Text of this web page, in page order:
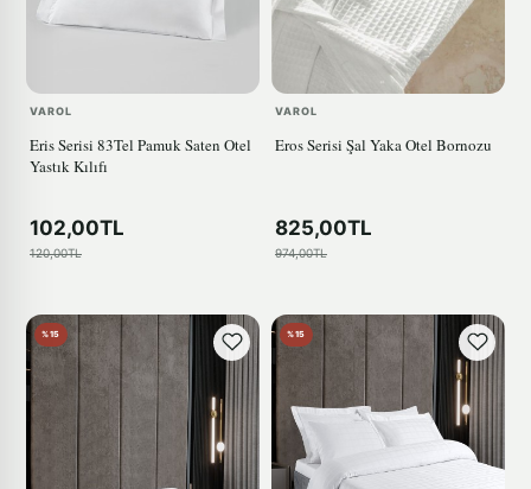
VAROL
Eris Serisi 83Tel Pamuk Saten Otel
Yastık Kılıfı
102,00TL
120,00TL
VAROL
Eros Serisi Şal Yaka Otel Bornozu
825,00TL
974,00TL
%15 %15